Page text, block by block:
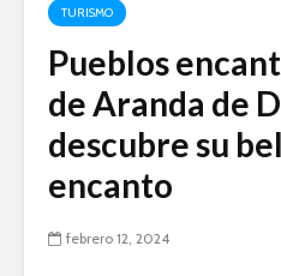
TURISMO
Pueblos
de Aranda de
descubre su
encanto
febrero 12, 2024